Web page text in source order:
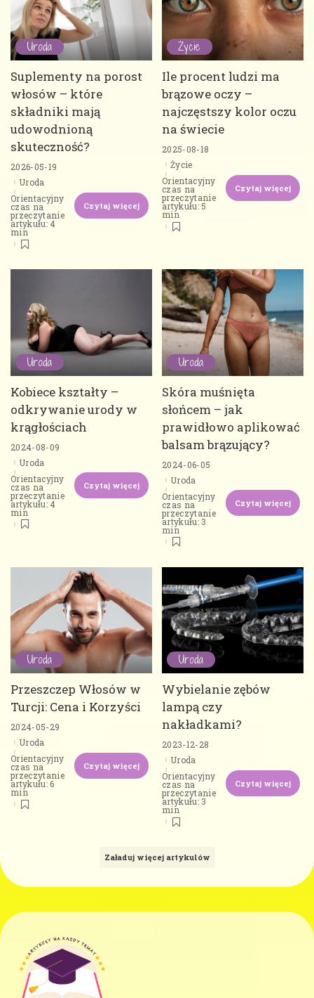
Uroda
Suplementy na porost
włosów – które
składniki mają
udowodnioną
skuteczność?
2026-05-19
Uroda
Orientacyjny
czas na
przeczytanie
artykułu: 4
min
Czytaj więcej
Życie
Ile procent ludzi ma
brązowe oczy –
najczęstszy kolor oczu
na świecie
2025-08-18
Życie
Orientacyjny
czas na
przeczytanie
artykułu: 5
min
Czytaj więcej
Uroda
Kobiece kształty –
odkrywanie urody w
krągłościach
2024-08-09
Uroda
Orientacyjny
czas na
przeczytanie
artykułu: 4
min
Czytaj więcej
Uroda
Skóra muśnięta
słońcem – jak
prawidłowo aplikować
balsam brązujący?
2024-06-05
Uroda
Orientacyjny
czas na
przeczytanie
artykułu: 3
min
Czytaj więcej
Uroda
Przeszczep Włosów w
Turcji: Cena i Korzyści
2024-05-29
Uroda
Orientacyjny
czas na
przeczytanie
artykułu: 6
min
Czytaj więcej
Uroda
Wybielanie zębów
lampą czy
nakładkami?
2023-12-28
Uroda
Orientacyjny
czas na
przeczytanie
artykułu: 3
min
Czytaj więcej
Załaduj więcej artykulów